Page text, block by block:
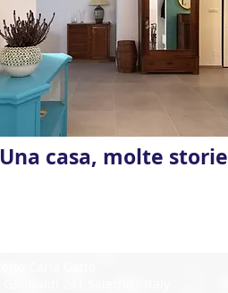
Una casa, molte storie